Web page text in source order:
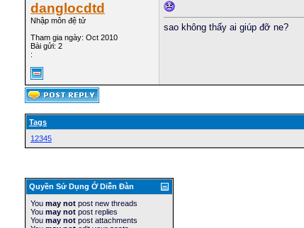
danglocdtd
Nhập môn đệ tử
Tham gia ngày: Oct 2010
Bài gửi: 2
:
sao không thấy ai giúp đỡ ne?
Tags
12345
Quyền Sử Dụng Ở Diễn Ðàn
You may not post new threads
You may not post replies
You may not post attachments